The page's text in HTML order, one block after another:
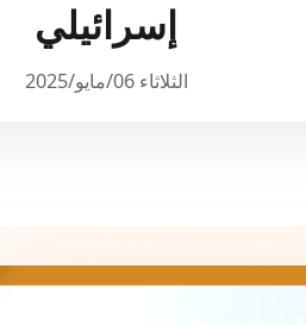
إسرائيلي
الثلاثاء 06/مايو/2025